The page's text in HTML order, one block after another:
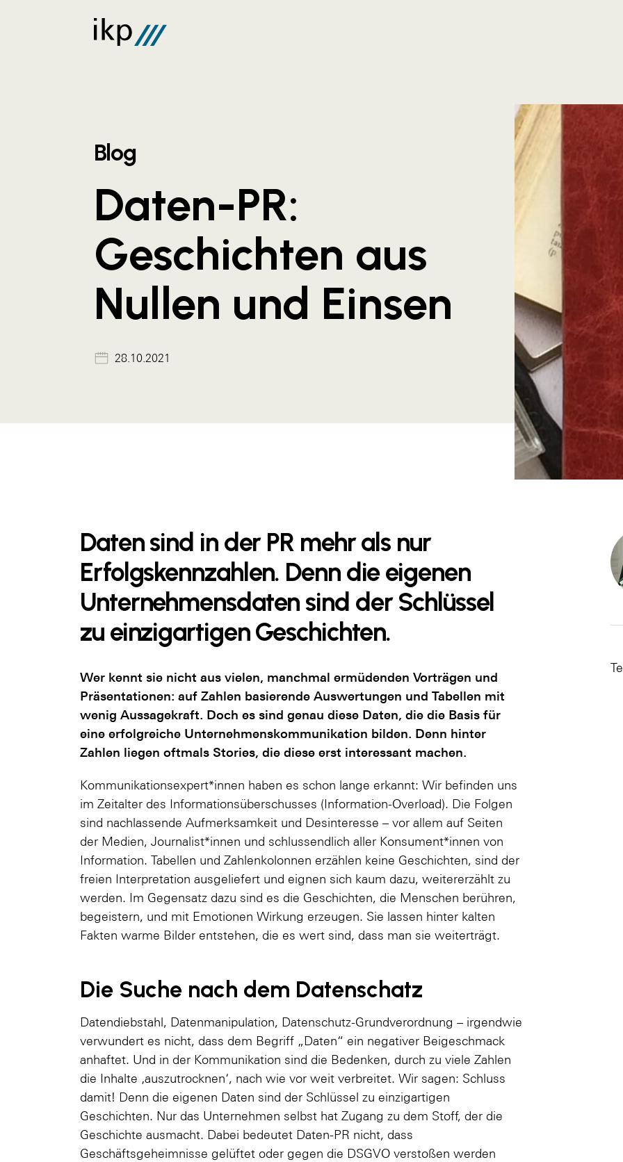
Blog
Daten-PR:
Geschichten aus
Nullen und Einsen
28.10.2021
Daten sind in der PR mehr als nur
Erfolgskennzahlen. Denn die eigenen
Unternehmensdaten sind der Schlüssel
zu einzigartigen Geschichten.
Wer kennt sie nicht aus vielen, manchmal ermüdenden Vorträgen und
Präsentationen: auf Zahlen basierende Auswertungen und Tabellen mit
wenig Aussagekraft. Doch es sind genau diese Daten, die die Basis für
eine erfolgreiche Unternehmenskommunikation bilden. Denn hinter
Zahlen liegen oftmals Stories, die diese erst interessant machen.
Kommunikationsexpert*innen haben es schon lange erkannt: Wir befinden uns
im Zeitalter des Informationsüberschusses (Information-Overload). Die Folgen
sind nachlassende Aufmerksamkeit und Desinteresse – vor allem auf Seiten
der Medien, Journalist*innen und schlussendlich aller Konsument*innen von
Information. Tabellen und Zahlenkolonnen erzählen keine Geschichten, sind der
freien Interpretation ausgeliefert und eignen sich kaum dazu, weitererzählt zu
werden. Im Gegensatz dazu sind es die Geschichten, die Menschen berühren,
begeistern, und mit Emotionen Wirkung erzeugen. Sie lassen hinter kalten
Fakten warme Bilder entstehen, die es wert sind, dass man sie weiterträgt.
Die Suche nach dem Datenschatz
Datendiebstahl, Datenmanipulation, Datenschutz-Grundverordnung – irgendwie
verwundert es nicht, dass dem Begriff „Daten“ ein negativer Beigeschmack
anhaftet. Und in der Kommunikation sind die Bedenken, durch zu viele Zahlen
die Inhalte ‚auszutrocknen‘, nach wie vor weit verbreitet. Wir sagen: Schluss
damit! Denn die eigenen Daten sind der Schlüssel zu einzigartigen
Geschichten. Nur das Unternehmen selbst hat Zugang zu dem Stoff, der die
Geschichte ausmacht. Dabei bedeutet Daten-PR nicht, dass
Geschäftsgeheimnisse gelüftet oder gegen die DSGVO verstoßen werden